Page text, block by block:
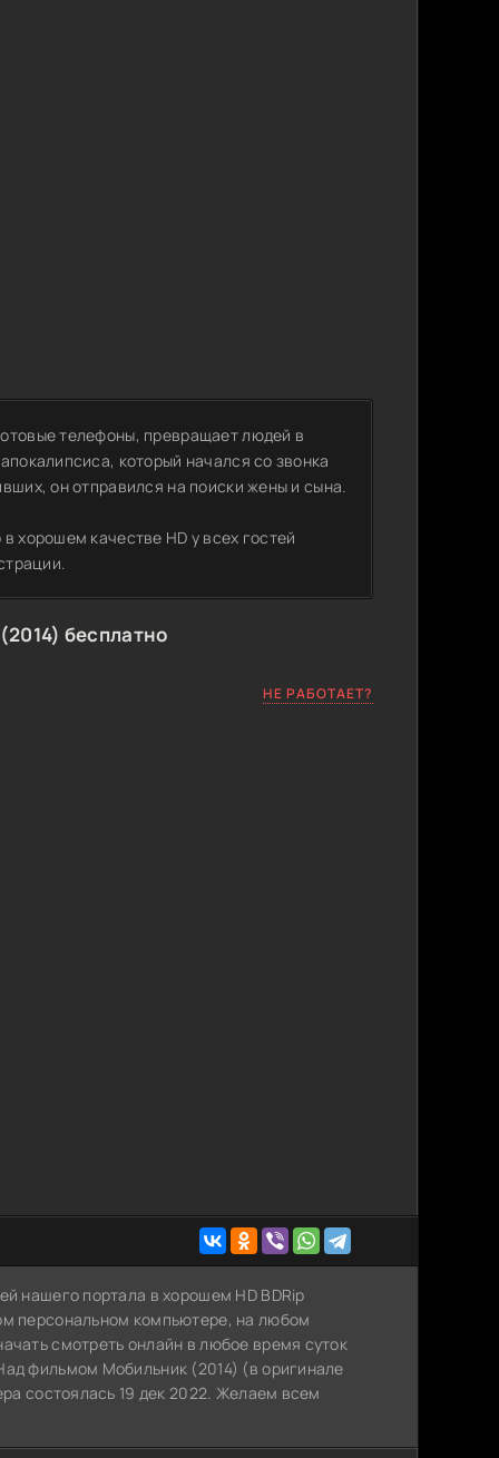
телефоны, превращает людей в
который начался со звонка
он отправился на поиски жены и сына.
хорошем качестве HD у всех гостей
бесплатно
НЕ РАБОТАЕТ?
нашего портала в хорошем HD BDRip
персональном компьютере, на любом
смотреть онлайн в любое время суток
фильмом Мобильник (2014) (в оригинале
состоялась 19 дек 2022. Желаем всем